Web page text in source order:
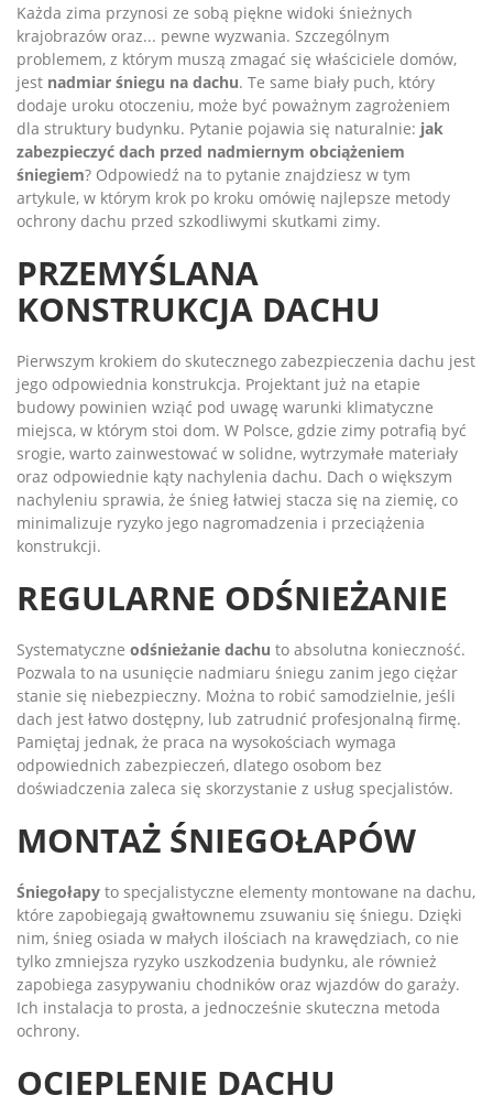
Każda zima przynosi ze sobą piękne widoki śnieżnych
krajobrazów oraz... pewne wyzwania. Szczególnym
problemem, z którym muszą zmagać się właściciele domów,
jest nadmiar śniegu na dachu. Te same biały puch, który
dodaje uroku otoczeniu, może być poważnym zagrożeniem
dla struktury budynku. Pytanie pojawia się naturalnie: jak
zabezpieczyć dach przed nadmiernym obciążeniem
śniegiem? Odpowiedź na to pytanie znajdziesz w tym
artykule, w którym krok po kroku omówię najlepsze metody
ochrony dachu przed szkodliwymi skutkami zimy.
PRZEMYŚLANA
KONSTRUKCJA DACHU
Pierwszym krokiem do skutecznego zabezpieczenia dachu jest
jego odpowiednia konstrukcja. Projektant już na etapie
budowy powinien wziąć pod uwagę warunki klimatyczne
miejsca, w którym stoi dom. W Polsce, gdzie zimy potrafią być
srogie, warto zainwestować w solidne, wytrzymałe materiały
oraz odpowiednie kąty nachylenia dachu. Dach o większym
nachyleniu sprawia, że śnieg łatwiej stacza się na ziemię, co
minimalizuje ryzyko jego nagromadzenia i przeciążenia
konstrukcji.
REGULARNE ODŚNIEŻANIE
Systematyczne odśnieżanie dachu to absolutna konieczność.
Pozwala to na usunięcie nadmiaru śniegu zanim jego ciężar
stanie się niebezpieczny. Można to robić samodzielnie, jeśli
dach jest łatwo dostępny, lub zatrudnić profesjonalną firmę.
Pamiętaj jednak, że praca na wysokościach wymaga
odpowiednich zabezpieczeń, dlatego osobom bez
doświadczenia zaleca się skorzystanie z usług specjalistów.
MONTAŻ ŚNIEGOŁAPÓW
Śniegołapy to specjalistyczne elementy montowane na dachu,
które zapobiegają gwałtownemu zsuwaniu się śniegu. Dzięki
nim, śnieg osiada w małych ilościach na krawędziach, co nie
tylko zmniejsza ryzyko uszkodzenia budynku, ale również
zapobiega zasypywaniu chodników oraz wjazdów do garaży.
Ich instalacja to prosta, a jednocześnie skuteczna metoda
ochrony.
OCIEPLENIE DACHU